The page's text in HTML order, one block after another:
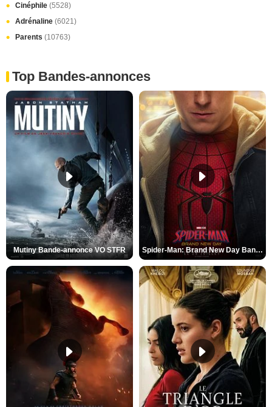
Cinéphile (5528)
Adrénaline (6021)
Parents (10763)
Top Bandes-annonces
Mutiny Bande-annonce VO STFR Spider-Man: Brand New Day Bande-annonce VO STFR